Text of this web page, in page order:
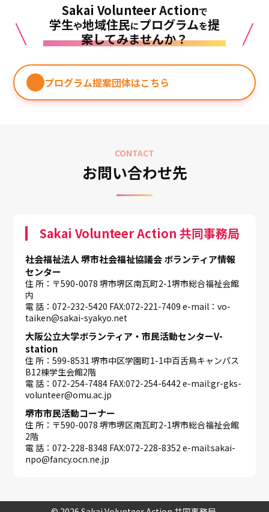
Sakai Volunteer Actionで
学生や地域住民にプログラムを提
案してみませんか？
プログラム提案団体はこちら
CONTACT
お問い合わせ先
Sakai Volunteer Action 共同事務局
社会福祉法人 堺市社会福祉協議会 ボランティア情報
センター
住 所：〒590-0078 堺市堺区南瓦町2-1堺市総合福祉会館
内
電 話：072-232-5420 FAX:072-221-7409 e-mail：vo-
taiken@sakai-syakyo.net
大阪公立大学ボランティア・市民活動センターV-
station
住 所：599-8531 堺市中区学園町1-1中百舌鳥キャンパス
B12棟学生会館2階
電 話：072-254-7484 FAX:072-254-6442 e-mail:gr-gks-
volunteer@omu.ac.jp
堺市市民活動コーナー
住 所：〒590-0078 堺市堺区南瓦町2-1堺市総合福祉会館
2階
電 話：072-228-8348 FAX:072-228-8352 e-mail:sakai-
npo@fancy.ocn.ne.jp